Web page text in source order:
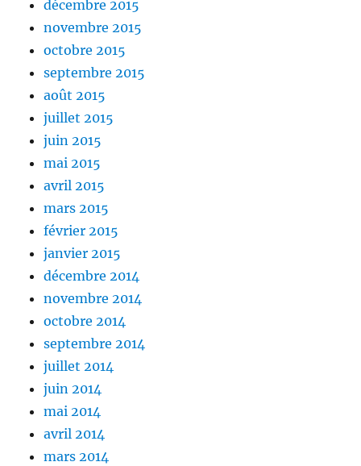
décembre 2015
novembre 2015
octobre 2015
septembre 2015
août 2015
juillet 2015
juin 2015
mai 2015
avril 2015
mars 2015
février 2015
janvier 2015
décembre 2014
novembre 2014
octobre 2014
septembre 2014
juillet 2014
juin 2014
mai 2014
avril 2014
mars 2014